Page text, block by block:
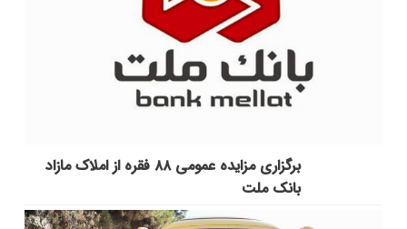
برگزاری مزایده عمومی ۸۸ فقره از املاک مازاد
بانک ملت